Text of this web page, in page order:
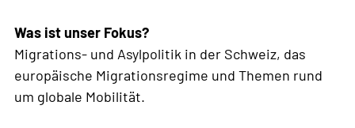
Was ist unser Fokus?
Migrations- und Asylpolitik in der Schweiz, das
europäische Migrationsregime und Themen rund
um globale Mobilität.